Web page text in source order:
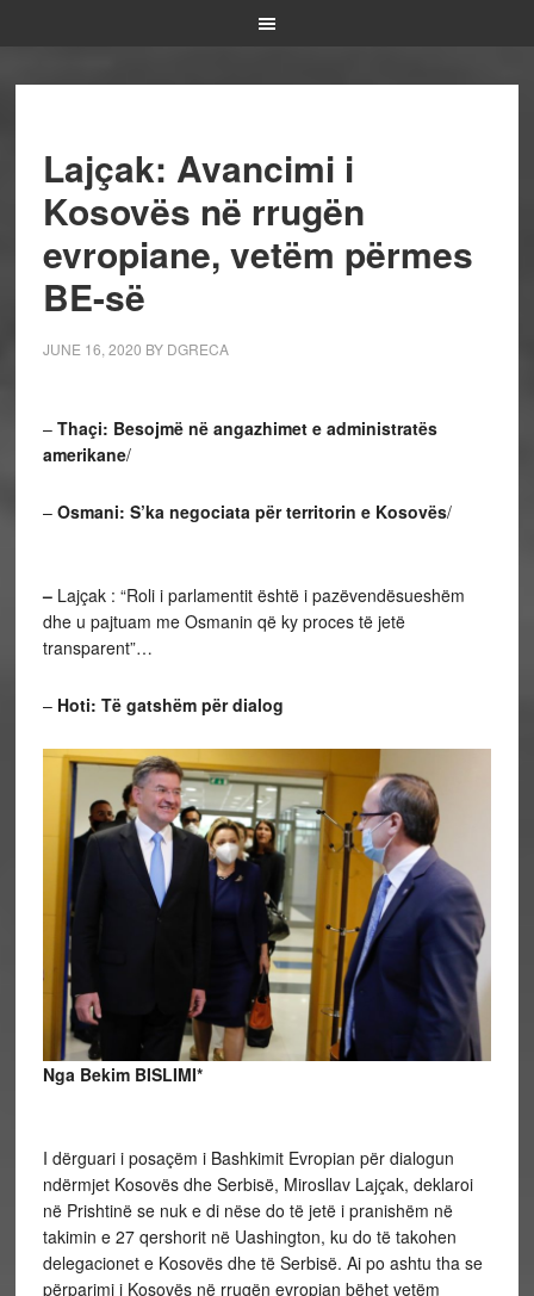
Lajçak: Avancimi i
Kosovës në rrugën
evropiane, vetëm përmes
BE-së
JUNE 16, 2020 BY DGRECA
–Thaçi: Besojmë në angazhimet e administratës
amerikane/
–Osmani: S’ka negociata për territorin e Kosovës/
– Lajçak : “Roli i parlamentit është i pazëvendësueshëm
dhe u pajtuam me Osmanin që ky proces të jetë
transparent”…
–Hoti: Të gatshëm për dialog
Nga Bekim BISLIMI*
I dërguari i posaçëm i Bashkimit Evropian për dialogun
ndërmjet Kosovës dhe Serbisë, Mirosllav Lajçak, deklaroi
në Prishtinë se nuk e di nëse do të jetë i pranishëm në
takimin e 27 qershorit në Uashington, ku do të takohen
delegacionet e Kosovës dhe të Serbisë. Ai po ashtu tha se
përparimi i Kosovës në rrugën evropian bëhet vetëm